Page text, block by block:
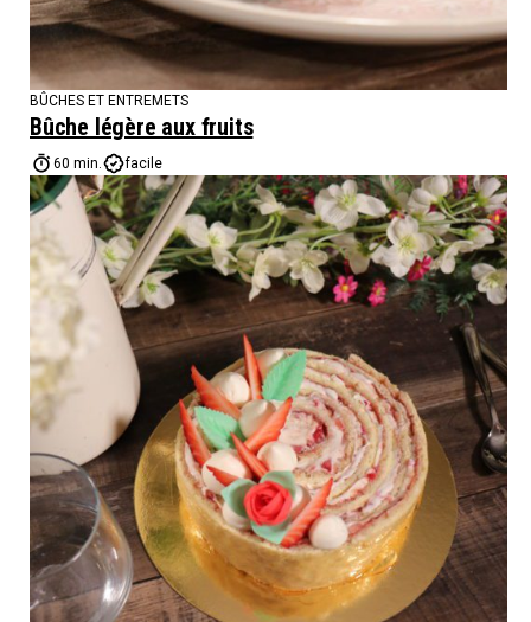
BÛCHES ET ENTREMETS
Bûche légère aux fruits
60 min. facile